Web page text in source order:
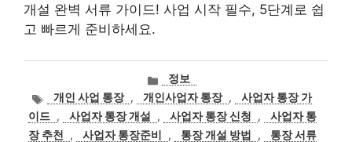
개설 완벽 서류 가이드! 사업 시작 필수, 5단계로 쉽
고 빠르게 준비하세요.
카
테
고
리
정보
태
그
개인 사업 통장 , 개인사업자 통장 ,
사업자 통장 가
이드 , 사업자 통장 개설 , 사업자 통장 신청 ,
사업자 통
장 추천
, 사업자 통장준비 , 통장 개설 방법 ,
통장 서류